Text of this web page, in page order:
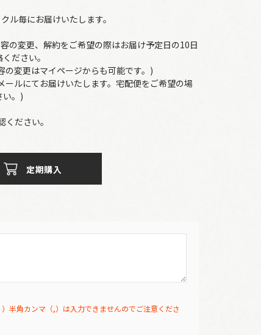
ル毎にお届けいたします。
の変更、解約をご希望の際はお届け予定日の10日
ださい。
の変更はマイページからも可能です。)
ールにてお届けいたします。宅配便をご希望の場
い。)
ください。
定期購入
半角カンマ（,）は入力できませんのでご注意くださ